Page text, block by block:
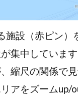
施設（赤ピン
集中していま
縮尺の関係で
アをズームup/